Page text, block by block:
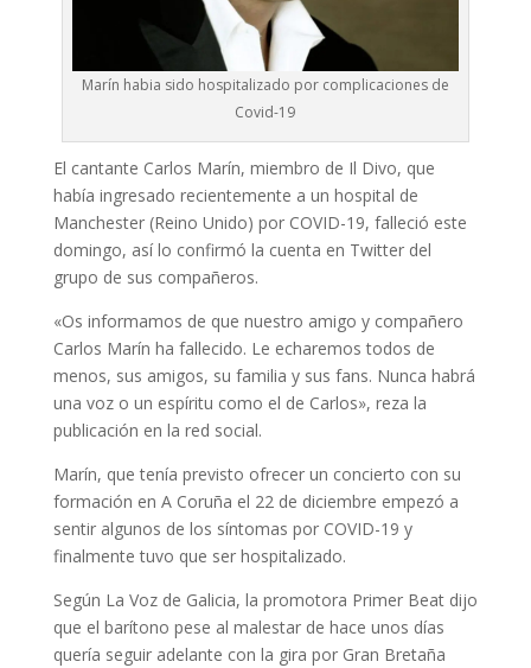
Marín habia sido hospitalizado por complicaciones de
Covid-19
El cantante Carlos Marín, miembro de Il Divo, que
había ingresado recientemente a un hospital de
Manchester (Reino Unido) por COVID-19, falleció este
domingo, así lo confirmó la cuenta en Twitter del
grupo de sus compañeros.
«Os informamos de que nuestro amigo y compañero
Carlos Marín ha fallecido. Le echaremos todos de
menos, sus amigos, su familia y sus fans. Nunca habrá
una voz o un espíritu como el de Carlos», reza la
publicación en la red social.
Marín, que tenía previsto ofrecer un concierto con su
formación en A Coruña el 22 de diciembre empezó a
sentir algunos de los síntomas por COVID-19 y
finalmente tuvo que ser hospitalizado.
Según La Voz de Galicia, la promotora Primer Beat dijo
que el barítono pese al malestar de hace unos días
quería seguir adelante con la gira por Gran Bretaña